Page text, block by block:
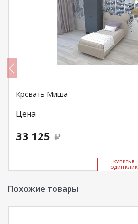
Кровать Миша
Цена
33 125
КУ­ПИТЬ В
ОДИН КЛИК
Похожие товары